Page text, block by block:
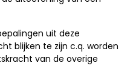
uit deze
blijken te zijn c.q. worden
van de overige